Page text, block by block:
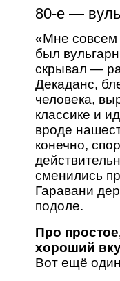
80-е —
«Мне совсем
был
скрывал —
Декаданс,
человека,
классике и
вроде
конечно,
сменились
Гаравани
подоле.
Про
хороший
Вот ещё